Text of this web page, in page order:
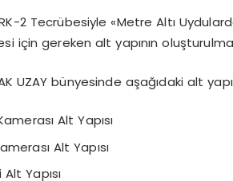
2 Tecrübesiyle «Metre Altı
için gereken alt yapının
UZAY bünyesinde aşağıdaki alt
Alt Yapısı
Alt Yapısı
Yapısı